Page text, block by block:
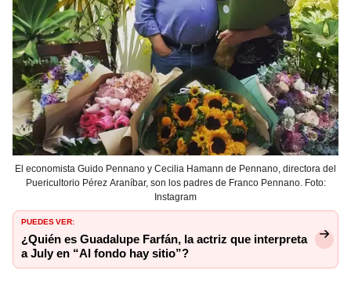
El economista Guido Pennano y Cecilia Hamann de Pennano, directora del
Puericultorio Pérez Araníbar, son los padres de Franco Pennano. Foto:
Instagram
PUEDES VER:
¿Quién es Guadalupe Farfán, la actriz que interpreta
a July en “Al fondo hay sitio”?